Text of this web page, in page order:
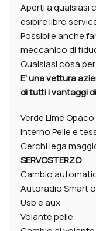
Aperti a qualsiasi
esibire libro
Possibile anche
meccanico di
Qualsiasi cosa
E’ una vettura
di tutti i vantaggi
Verde Lime
Interno Pelle e
Cerchi lega
SERVOSTERZO
Cambio
Autoradio Smart
Usb e aux
Volante pelle